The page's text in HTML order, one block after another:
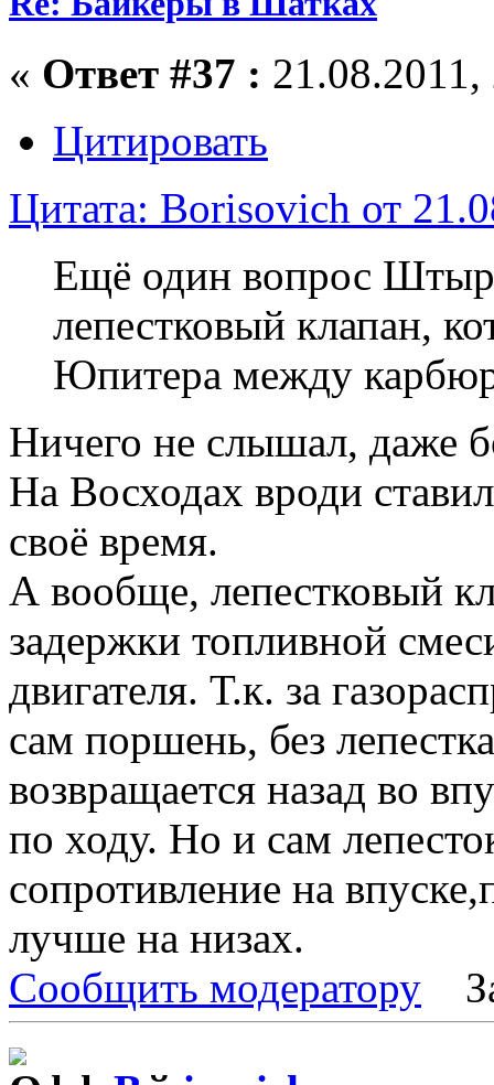
« Ответ #37 :
Цитировать
Цитата: Borisovich от
Ещё один вопрос
лепестковый клапан,
Юпитера между
Ничего не слышал, даже
На Восходах вроди
своё время.
А вообще, лепестковый
задержки топливной
двигателя. Т.к. за
сам поршень, без
возвращается назад во
по ходу. Но и сам
сопротивление на
лучше на низах.
Сообщить модератору